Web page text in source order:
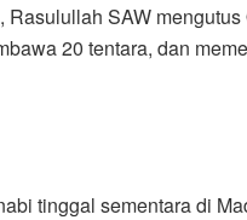
SAW
20 tentara, dan
tinggal sementara di